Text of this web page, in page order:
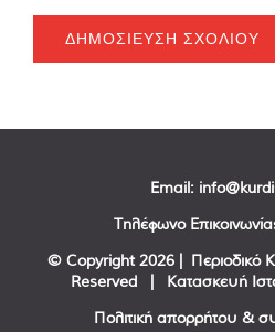
Email:
Τηλέφωνο
© Copyright 2026 | Περιοδικό
Reserved | Κατασκευή
Πολιτική απορρήτου &